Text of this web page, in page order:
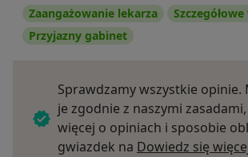
Zaangażowanie lekarza
Przyjazny gabinet
Sprawdzamy wszystkie
je zgodnie z naszymi
więcej o opiniach i sposobie
gwiazdek na Dowiedz się